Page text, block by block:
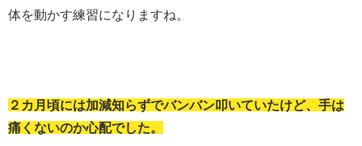
体を動かす練習になりますね。
２カ月頃には加減知らずでバンバン叩いていたけど、手は
痛くないのか心配でした。